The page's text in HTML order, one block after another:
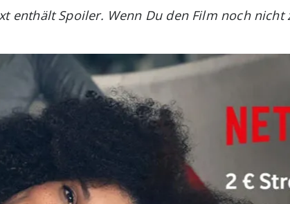
enthält Spoiler. Wenn Du den Film noch